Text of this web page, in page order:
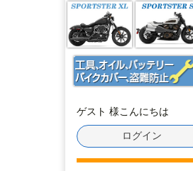
ゲスト 様こんにちは
ログイン